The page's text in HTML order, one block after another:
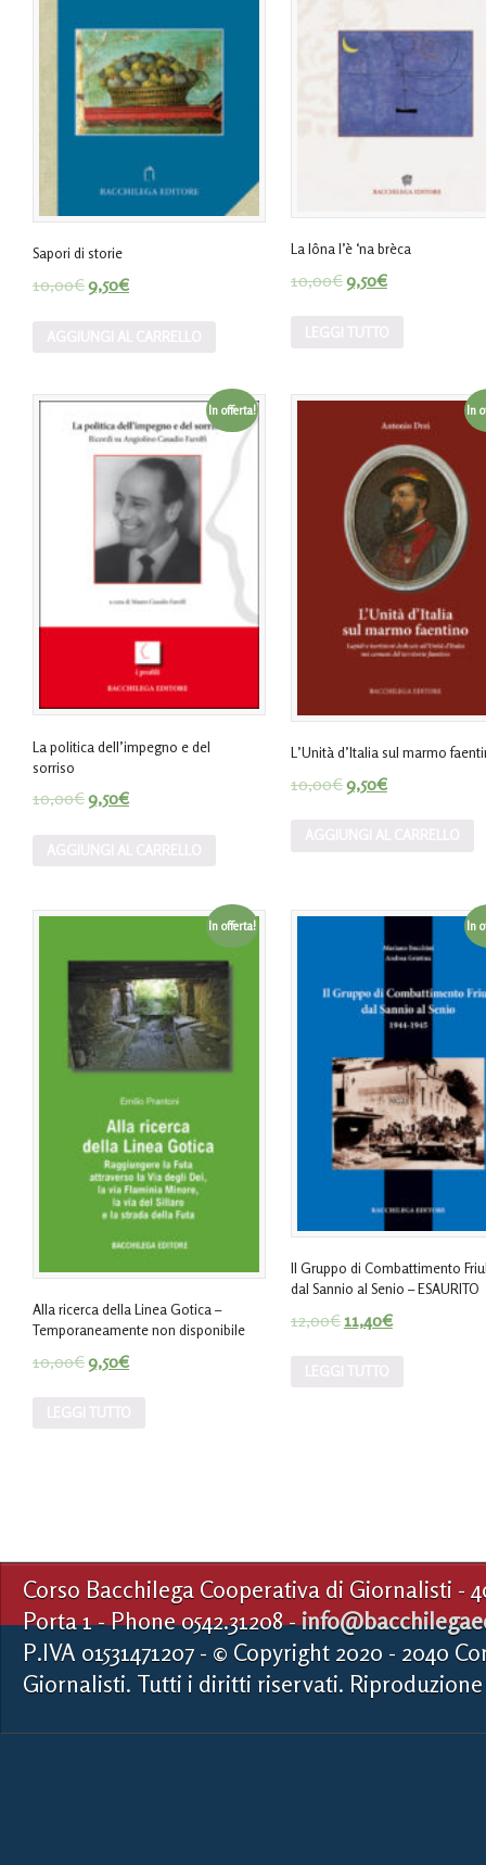
Sapori di storie
10,00€9,50€
La lôna l’è ‘na brèca
10,00€9,50€
In offerta!
La politica dell’impegno e del
sorriso
10,00€9,50€
In
L’Unità d’Italia sul marmo
10,00€9,50€
In offerta!
Alla ricerca della Linea Gotica –
Temporaneamente non disponibile
10,00€9,50€
In
Il Gruppo di Combattimento
dal Sannio al Senio – ESAURITO
12,00€11,40€
Corso Bacchilega Cooperativa di Giornalisti -
Porta 1 - Phone 0542.31208 -
P.IVA 01531471207 - © Copyright 2020 - 2040
Giornalisti. Tutti i diritti riservati.